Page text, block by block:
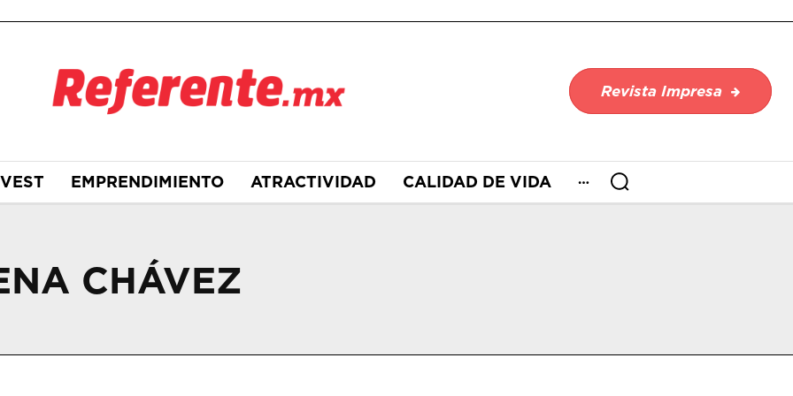
Revista Impresa
EMPRENDIMIENTO ATRACTIVIDAD CALIDAD DE VIDA
CHÁVEZ